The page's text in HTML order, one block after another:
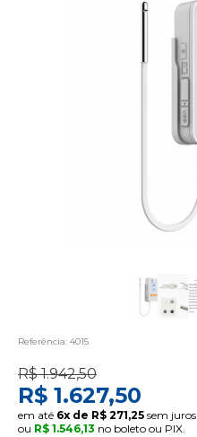
Referência: 4015
R$ 1.942,50
R$ 1.627,50
em até 6x de R$ 271,25 sem juros
ou R$ 1.546,13 no boleto ou PIX.